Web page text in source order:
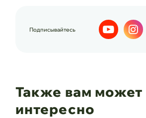
Подписывайтесь
Также вам может
интересно